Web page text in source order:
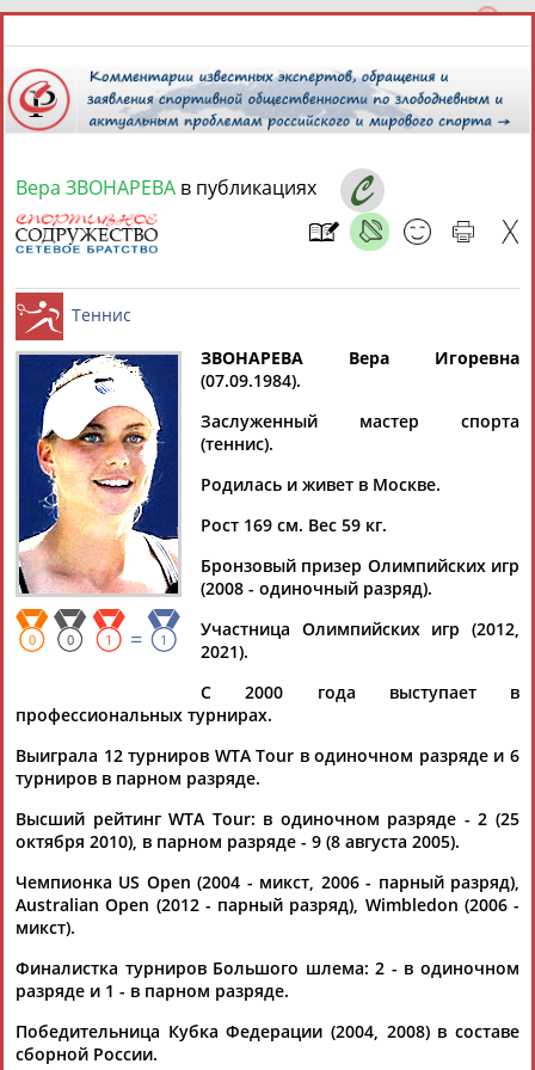
9 августа 2026 года,
СПОРТСМЕНЫ, ТРЕНЕРЫ И СПЕЦИАЛИСТЫ
Найдено: 1персона Расширенный поиск
Вера
ЗВОНАРЕВА
Ваш запрос: "Вера Звонарева"
Документы 1-10 из 103 найденных уникальных документов
1 2 3 4
В Лондоне стартует Уимблдонский теннисный турнир
...Уимблдон является самым неудобным турниром из
большой четверки. Мария Шарапова, выигравшая в 2004
году, до сих пор... ...Веснина и Екатерина Макарова в 2017
представителем Израиля...
(Проект: Информационное агентство СТАДИОН)
30.06.2025
Александр Любимов: Ура Фотографам!
...теннисе, где сейчас блещут Даниил Медведев, Андрей
Голованов (любит...
(Проект:Информационное агентство СТАДИОН
Вера ЗВОНАРЕВА в публикациях
Теннис
0 0 1 = 1
ЗВОНАРЕВА Вера Игоревна
(07.09.1984).
Заслуженный мастер спорта
(теннис).
Родилась и живет в Москве.
Рост 169 см. Вес 59 кг.
Бронзовый призер Олимпийских игр
(2008 - одиночный разряд).
Участница Олимпийских игр (2012,
2021).
С 2000 года выступает в
профессиональных турнирах.
Выиграла 12 турниров WTA Tour в одиночном разряде и 6
турниров в парном разряде.
Высший рейтинг WTA Tour: в одиночном разряде - 2 (25
октября 2010), в парном разряде - 9 (8 августа 2005).
Чемпионка US Open (2004 - микст, 2006 - парный разряд),
Australian Open (2012 - парный разряд), Wimbledon (2006 -
микст).
Финалистка турниров Большого шлема: 2 - в одиночном
разряде и 1 - в парном разряде.
Победительница Кубка Федерации (2004, 2008) в составе
сборной России.